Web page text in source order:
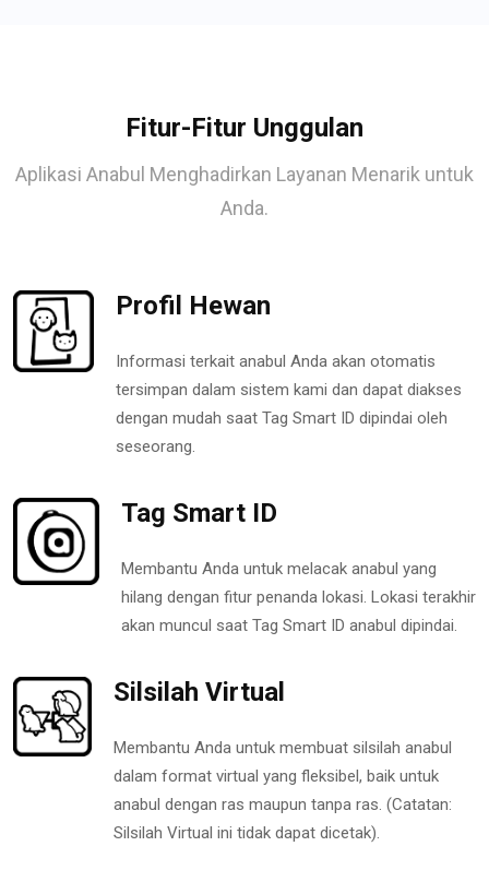
Fitur-Fitur Unggulan
Aplikasi Anabul Menghadirkan Layanan Menarik untuk
Anda.
Profil Hewan
Informasi terkait anabul Anda akan otomatis
tersimpan dalam sistem kami dan dapat diakses
dengan mudah saat Tag Smart ID dipindai oleh
seseorang.
Tag Smart ID
Membantu Anda untuk melacak anabul yang
hilang dengan fitur penanda lokasi. Lokasi terakhir
akan muncul saat Tag Smart ID anabul dipindai.
Silsilah Virtual
Membantu Anda untuk membuat silsilah anabul
dalam format virtual yang fleksibel, baik untuk
anabul dengan ras maupun tanpa ras. (Catatan:
Silsilah Virtual ini tidak dapat dicetak).